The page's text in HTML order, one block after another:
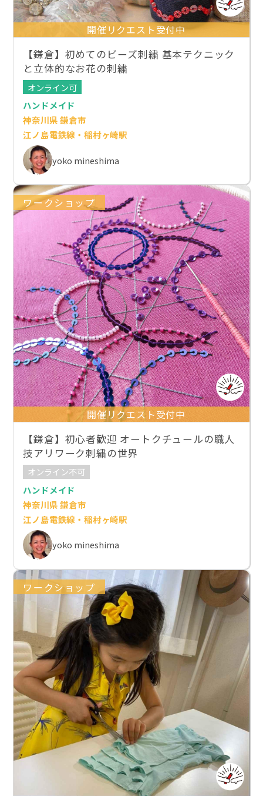
開催リクエスト受付中
【鎌倉】初めてのビーズ刺繍 基本テクニック
と立体的なお花の刺繍
オンライン可
ハンドメイド
神奈川県 鎌倉市
江ノ島電鉄線・稲村ヶ崎駅
yoko mineshima
ワークショップ
開催リクエスト受付中
【鎌倉】初心者歓迎 オートクチュールの職人
技アリワーク刺繍の世界
オンライン不可
ハンドメイド
神奈川県 鎌倉市
江ノ島電鉄線・稲村ヶ崎駅
yoko mineshima
ワークショップ